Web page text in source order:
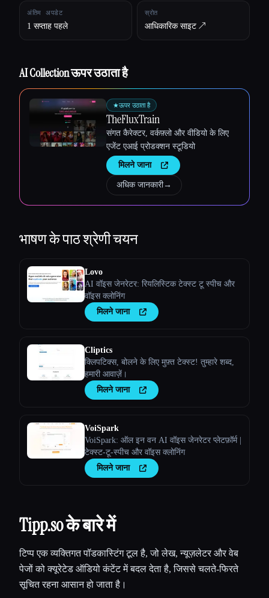
Esc
अंतिम अपडेट
1 सप्ताह पहले
स्रोत
आधिकारिक साइट ↗︎
AI Collection ऊपर उठाता है
★ऊपर उठाता है
TheFluxTrain
संगत कैरेक्टर, वर्कफ़्लो और वीडियो के लिए
एजेंट एआई प्रोडक्शन स्टूडियो
मिलने जाना
अधिक जानकारी→
भाषण के पाठश्रेणी चयन
Lovo
AI वॉइस जेनरेटर: रियलिस्टिक टेक्स्ट टू स्पीच और
वॉइस क्लोनिंग
मिलने जाना
Cliptics
क्लिपटिक्स, बोलने के लिए मुफ़्त टेक्स्ट! तुम्हारे शब्द,
हमारी आवाज़ें।
मिलने जाना
VoiSpark
VoiSpark: ऑल इन वन AI वॉइस जेनरेटर प्लेटफ़ॉर्म |
टेक्स्ट-टू-स्पीच और वॉइस क्लोनिंग
मिलने जाना
Tipp.so के बारे में
टिप्प एक व्यक्तिगत पॉडकास्टिंग टूल है, जो लेख, न्यूज़लेटर और वेब
पेजों को क्यूरेटेड ऑडियो कंटेंट में बदल देता है, जिससे चलते-फिरते
सूचित रहना आसान हो जाता है।